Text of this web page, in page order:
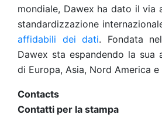
mondiale, Dawex ha dato il via
standardizzazione
affidabili dei dati. Fondata
Dawex sta espandendo la sua
di Europa, Asia, Nord America
Contacts
Contatti per la stampa